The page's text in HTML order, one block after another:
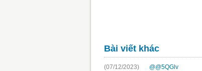
Bài viết khác
(07/12/2023)
@@5QGlv